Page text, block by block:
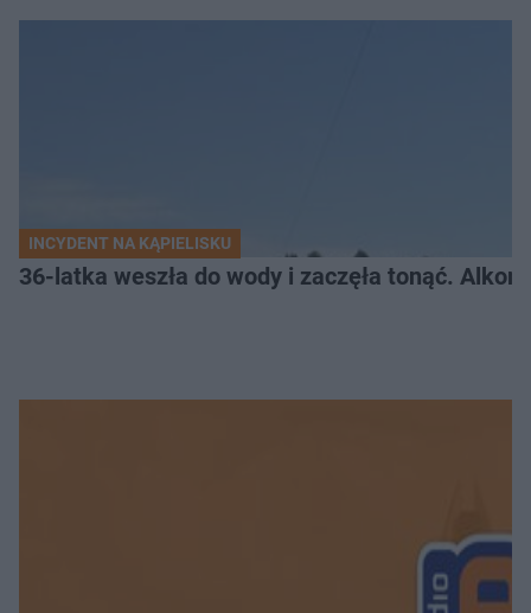
INCYDENT NA KĄPIELISKU
36-latka weszła do wody i zaczęła tonąć.